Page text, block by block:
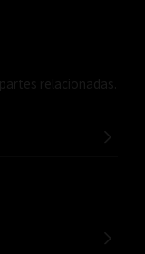
relacionadas.